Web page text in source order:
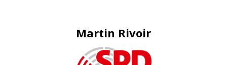
Martin Rivoir